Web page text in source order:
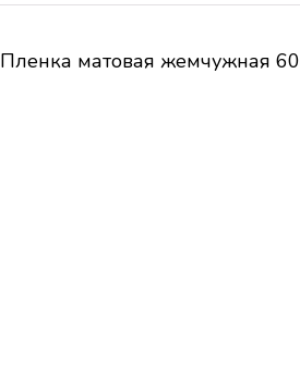
Пленка матовая жемчужная